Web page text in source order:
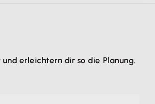
erleichtern dir so die Planung.